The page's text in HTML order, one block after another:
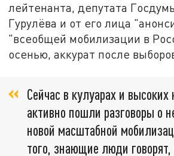
лейтенанта, депутата
Гурулёва и от его лица
"всеобщей мобилизации в
осенью, аккурат после
Сейчас в кулуарах и высоких
активно пошли разговоры о
новой масштабной
того, знающие люди говорят,